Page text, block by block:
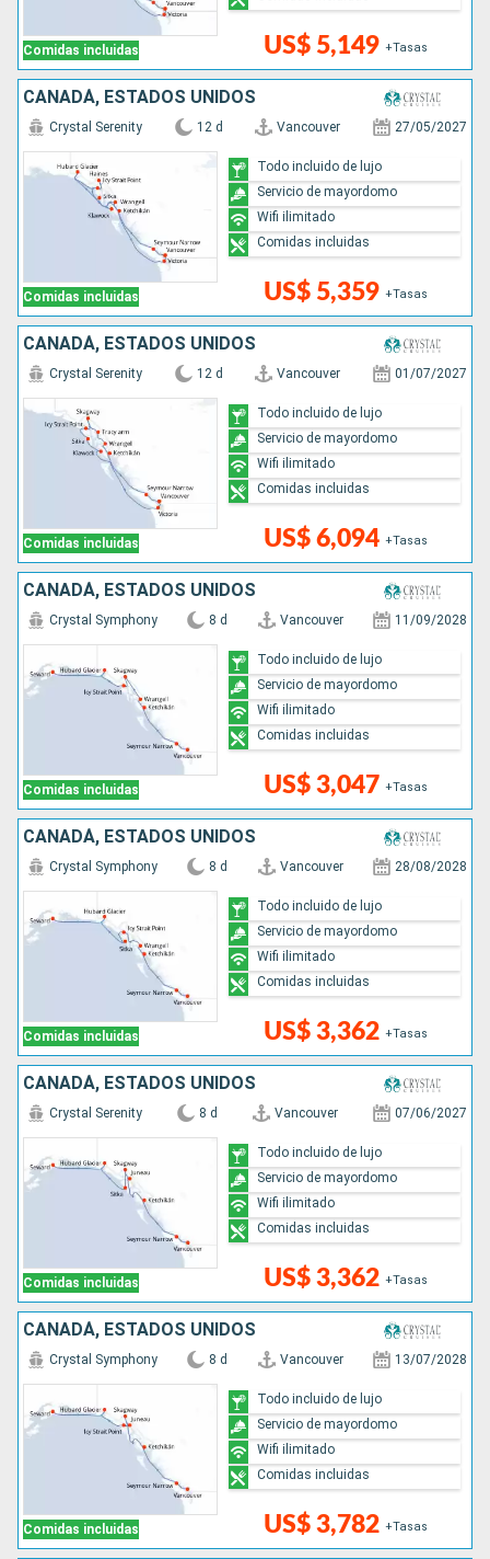
Comidas incluidas US$ 5,149 +Tasas
CANADÁ, ESTADOS UNIDOS
Comidas incluidas
Crystal Serenity 12 d Vancouver 27/05/2027
US$ 5,359 +Tasas
Todo incluido de lujo
Servicio de mayordomo
Wifi ilimitado
Comidas incluidas
CANADÁ, ESTADOS UNIDOS
Comidas incluidas
Crystal Serenity 12 d Vancouver 01/07/2027
US$ 6,094 +Tasas
Todo incluido de lujo
Servicio de mayordomo
Wifi ilimitado
Comidas incluidas
CANADÁ, ESTADOS UNIDOS
Comidas incluidas
Crystal Symphony 8 d Vancouver 11/09/2028
US$ 3,047 +Tasas
Todo incluido de lujo
Servicio de mayordomo
Wifi ilimitado
Comidas incluidas
CANADÁ, ESTADOS UNIDOS
Comidas incluidas
Crystal Symphony 8 d Vancouver 28/08/2028
US$ 3,362 +Tasas
Todo incluido de lujo
Servicio de mayordomo
Wifi ilimitado
Comidas incluidas
CANADÁ, ESTADOS UNIDOS
Comidas incluidas
Crystal Serenity 8 d Vancouver 07/06/2027
US$ 3,362 +Tasas
Todo incluido de lujo
Servicio de mayordomo
Wifi ilimitado
Comidas incluidas
CANADÁ, ESTADOS UNIDOS
Comidas incluidas
Crystal Symphony 8 d Vancouver 13/07/2028
US$ 3,782 +Tasas
Todo incluido de lujo
Servicio de mayordomo
Wifi ilimitado
Comidas incluidas